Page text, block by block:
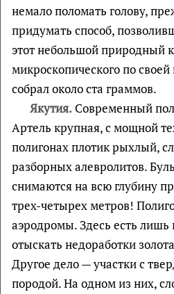
немало поломать голову,
придумать способ,
этот небольшой природный
микроскопического по
собрал около ста граммов.
Якутия.Современный
Артель крупная, с мощной
полигонах плотик рыхлый,
разборных алевролитов.
снимаются на всю глубину
трех-четырех метров!
аэродромы. Здесь есть
отыскать недоработки
Другое дело — участки с
породой. На одном из них,